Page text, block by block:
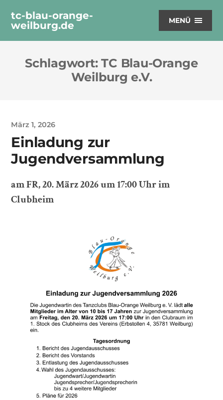
tc-blau-orange-
weilburg.de
MENÜ
Schlagwort:TC Blau-Orange
Weilburg e.V.
März 1, 2026
Einladung zur
Jugendversammlung
am FR, 20. März 2026 um 17:00 Uhr im
Clubheim